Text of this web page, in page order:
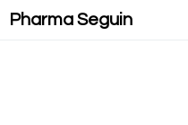
Pharma Seguin